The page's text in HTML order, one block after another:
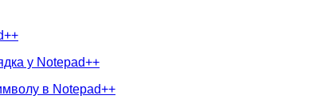
у Notepad++
в Notepad++